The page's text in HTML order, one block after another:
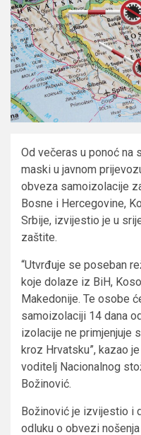
Od večeras u ponoć na
maski u javnom
obveza samoizolacije
Bosne i Hercegovine,
Srbije, izvijestio je u
zaštite.
“Utvrđuje se poseban
koje dolaze iz BiH,
Makedonije. Te osobe
samoizolaciji 14 dana
izolacije ne primjenjuje
kroz Hrvatsku”, kazao
voditelj Nacionalnog
Božinović.
Božinović je izvijestio i
odluku o obvezi